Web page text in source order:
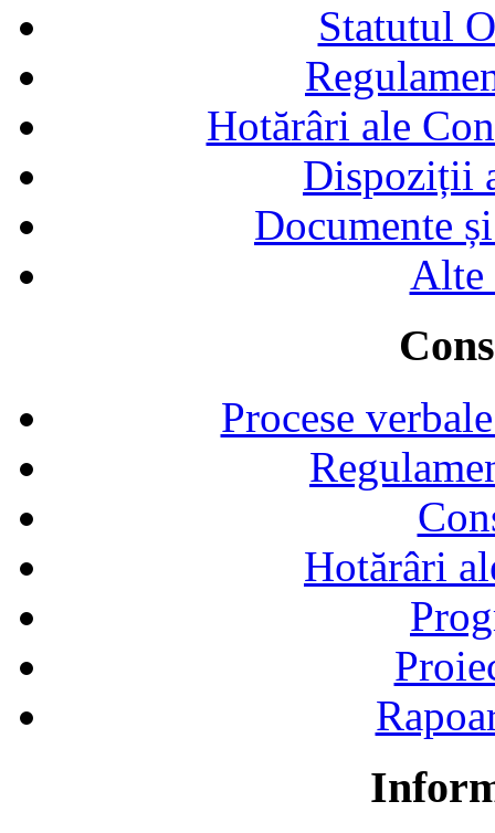
Statutul
Hotărâri ale
Dispoziții
Documente
Alte
Procese
Hotărâri